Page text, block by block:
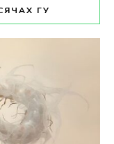
ГУ